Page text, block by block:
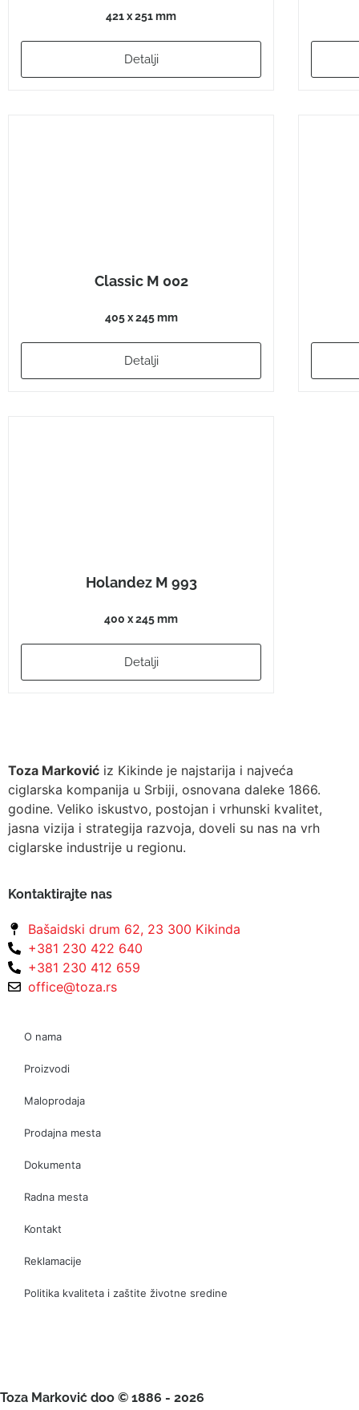
421 x 251 mm
Detalji
Classic M 002
405 x 245 mm
Detalji
Holandez M 993
400 x 245 mm
Detalji
Toza Marković iz Kikinde je najstarija i najveća
ciglarska kompanija u Srbiji, osnovana daleke 1866.
godine. Veliko iskustvo, postojan i vrhunski kvalitet,
jasna vizija i strategija razvoja, doveli su nas na vrh
ciglarske industrije u regionu.
Kontaktirajte nas
Bašaidski drum 62, 23 300 Kikinda
+381 230 422 640
+381 230 412 659
office@toza.rs
O nama
Proizvodi
Maloprodaja
Prodajna mesta
Dokumenta
Radna mesta
Kontakt
Reklamacije
Politika kvaliteta i zaštite životne sredine
Toza Marković doo © 1886 - 2026